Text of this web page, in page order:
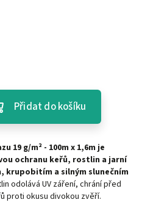
Přidat do košíku
g/m² - 100m x 1,6m je
ochranu keřů, rostlin a jarní
krupobitím a silným slunečním
odolává UV záření, chrání před
proti okusu divokou zvěří.